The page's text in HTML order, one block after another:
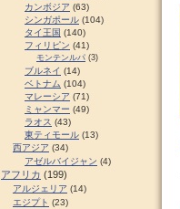
カンボジア (63)
シンガポール (104)
タイ王国 (140)
フィリピン (41)
モンテンルパ (3)
ブルネイ (14)
ベトナム (104)
マレーシア (71)
ミャンマー (49)
ラオス (43)
東ティモール (13)
西アジア (34)
アゼルバイジャン (4)
アフリカ (199)
アルジェリア (14)
エジプト (23)